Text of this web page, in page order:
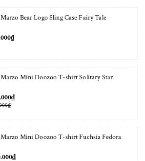
Marzo Bear Logo Sling Case Fairy Tale
Marzo Mini Doozoo T-shirt Solitary Star
Marzo Mini Doozoo T-shirt Fuchsia Fedora